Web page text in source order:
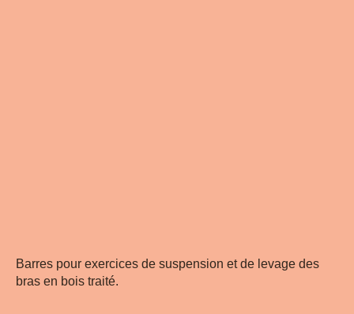
Barres pour exercices de suspension et de levage des
bras en bois traité.